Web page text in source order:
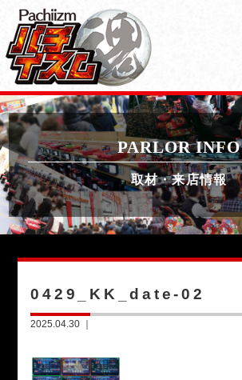
PARLOR INFO
取材・来店情報
0429_KK_date-02
2025.04.30 ｜